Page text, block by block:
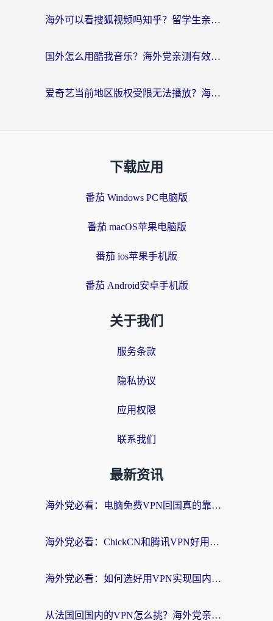
海外可以看搜狐视频吗知乎？留学生亲测有效的回国加速器选择指南
国外怎么用酷我音乐？海外党亲测有效的回国加速方案，附千千音乐中文歌收听指南
爱奇艺当前地区版权受限无法播放？海外党追剧看电影的终极解决方案来了
下载应用
番茄 Windows PC电脑版
番茄 macOS苹果电脑版
番茄 ios苹果手机版
番茄 Android安卓手机版
关于我们
服务条款
隐私协议
应用权限
联系我们
最新资讯
海外党必看：电脑免费VPN回国真的靠谱吗？附实测对比与最优方案指南
海外党必看：ChickCN和腾讯VPN好用吗？3招选对回国加速器，告别地区限制
海外党必看：如何选好用VPN实现国内资源无缝访问？从越南到全球都适用
从法国回国内的VPN怎么挑？海外党亲测：稳定、多端、安全才是关键